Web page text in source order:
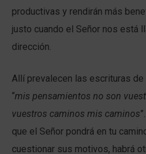
productivas y rendirán más
justo cuando el Señor nos está
dirección.
Allí prevalecen las escrituras de
“mis pensamientos no son
vuestros caminos mis caminos
que el Señor pondrá en tu
cuestionar sus motivos, habrá